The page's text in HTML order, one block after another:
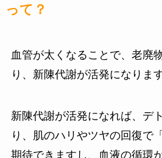
って？
血管が太くなることで、老廃
り、新陳代謝が活発になります
新陳代謝が活発になれば、デ
り、肌のハリやツヤの回復で
期待できますし、血液の循環